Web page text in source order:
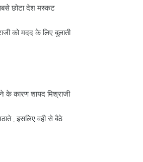
छोटा देश मस्कट
को मदद के लिए बुलाती
के कारण शायद मिश्राजी
, इसलिए वही से बैठे